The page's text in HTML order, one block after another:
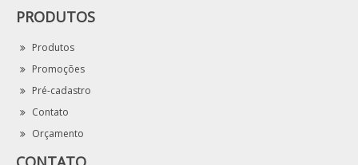
PRODUTOS
Produtos
Promoções
Pré-cadastro
Contato
Orçamento